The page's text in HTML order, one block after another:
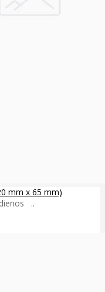
mm x 65 mm)
..